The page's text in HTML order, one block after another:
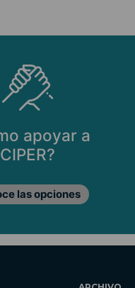
apoyar a
CIPER?
las opciones